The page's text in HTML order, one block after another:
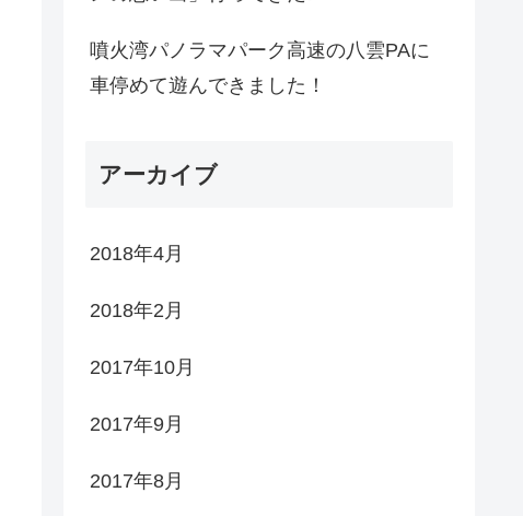
噴火湾パノラマパーク高速の八雲PAに
車停めて遊んできました！
アーカイブ
2018年4月
2018年2月
2017年10月
2017年9月
2017年8月